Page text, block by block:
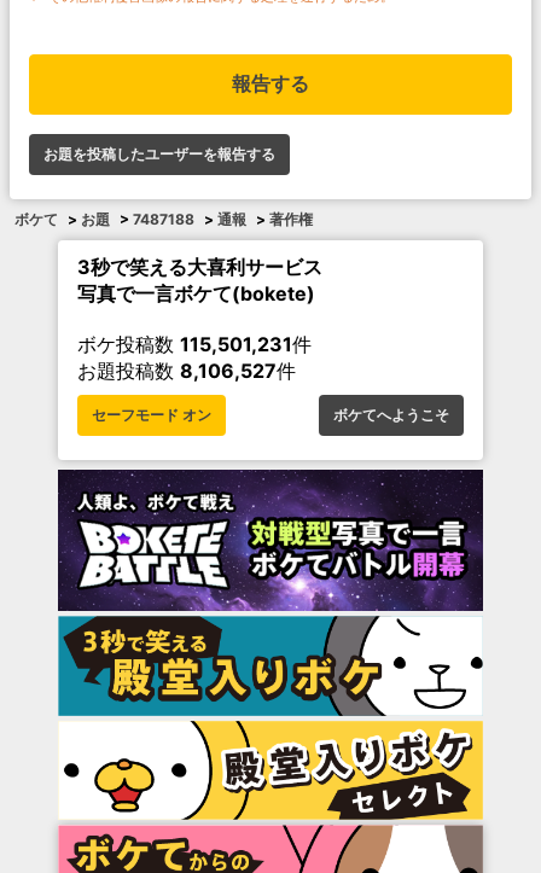
報告する
お題を投稿したユーザーを報告する
ボケて > お題 > 7487188 > 通報 > 著作権
3秒で笑える大喜利サービス
写真で一言ボケて(bokete)
ボケ投稿数 115,501,231件
お題投稿数 8,106,527件
セーフモード オン ボケてへようこそ